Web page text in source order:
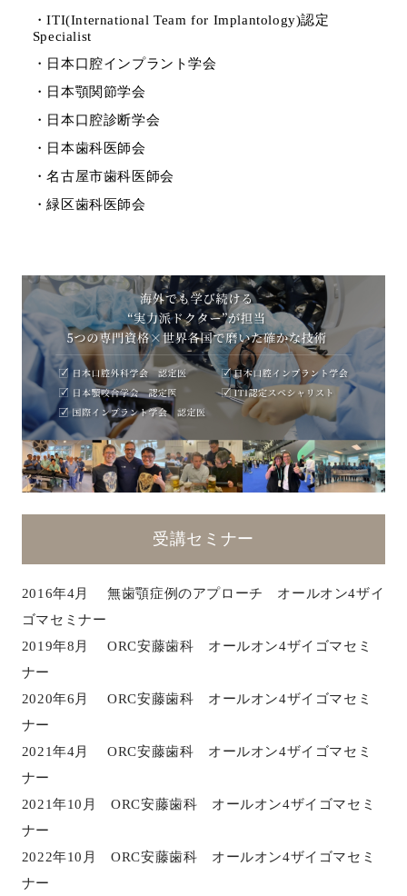
・ITI(International Team for Implantology)認定
Specialist
・日本口腔インプラント学会
・日本顎関節学会
・日本口腔診断学会
・日本歯科医師会
・名古屋市歯科医師会
・緑区歯科医師会
受講セミナー
2016年4月 無歯顎症例のアプローチ オールオン4ザイ
ゴマセミナー
2019年8月 ORC安藤歯科 オールオン4ザイゴマセミ
ナー
2020年6月 ORC安藤歯科 オールオン4ザイゴマセミ
ナー
2021年4月 ORC安藤歯科 オールオン4ザイゴマセミ
ナー
2021年10月 ORC安藤歯科 オールオン4ザイゴマセミ
ナー
2022年10月 ORC安藤歯科 オールオン4ザイゴマセミ
ナー